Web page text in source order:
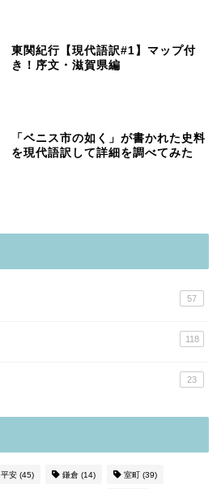
東関紀行【現代語訳#1】マップ付
き！序文・滋賀県編
「ベニス市の如く」が書かれた史料
を現代語訳して詳細を調べてみた
57
118
23
平安 (45) 鎌倉 (14) 室町 (39)